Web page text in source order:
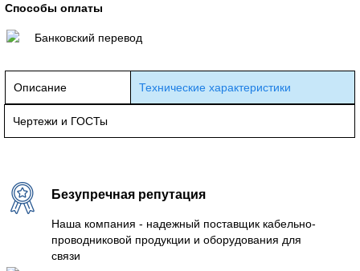
Способы оплаты
Банковский перевод
Описание Технические характеристики
Чертежи и ГОСТы
Безупречная репутация
Наша компания - надежный поставщик кабельно-
проводниковой продукции и оборудования для
связи